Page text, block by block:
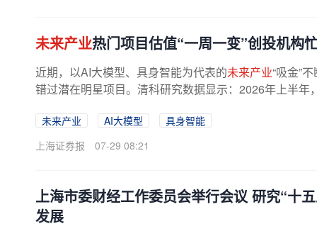
未来产业热门项目估值“一周一变”创投机构
近期，以AI大模型、具身智能为代表的未来产业“吸金”
错过潜在明星项目。清科研究数据显示：2026年上半
未来产业 AI大模型
具身智能
上海证券报
07-29 08:21
上海市委财经工作委员会举行会议 研究“十
发展